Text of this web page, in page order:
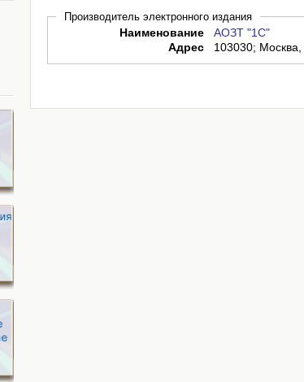
Производитель электронного издания
Наименование
АОЗТ "1С"
Адрес
103030; Москва,